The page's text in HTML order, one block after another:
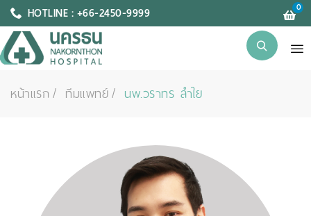
HOTLINE : +66-2450-9999 0
หน้าแรก ทีมแพทย์ นพ.วราทร ลำใย